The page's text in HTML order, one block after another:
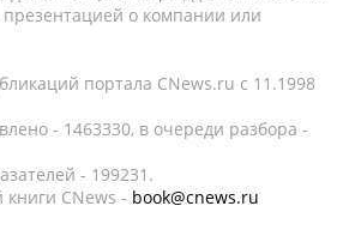
о компании или
портала CNews.ru c 11.1998
- 1463330, в очереди разбора -
- 199231.
CNews - book@cnews.ru